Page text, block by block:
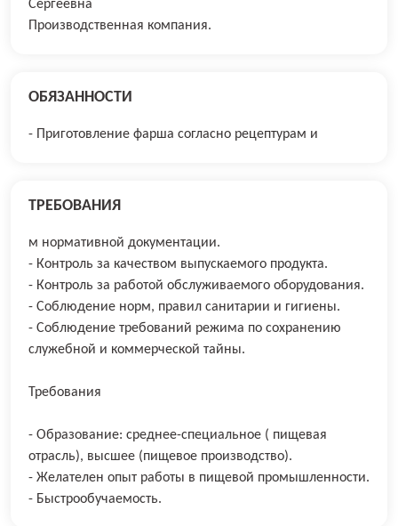
Сергеевна
Производственная компания.
ОБЯЗАННОСТИ
- Приготовление фарша согласно рецептурам и
ТРЕБОВАНИЯ
м нормативной документации.
- Контроль за качеством выпускаемого продукта.
- Контроль за работой обслуживаемого оборудования.
- Соблюдение норм, правил санитарии и гигиены.
- Соблюдение требований режима по сохранению
служебной и коммерческой тайны.
Требования
- Образование: среднее-специальное ( пищевая
отрасль), высшее (пищевое производство).
- Желателен опыт работы в пищевой промышленности.
- Быстрообучаемость.